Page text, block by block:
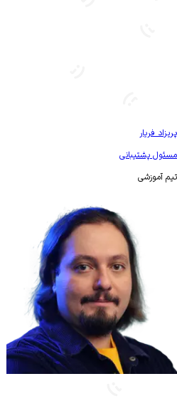
پریزاد فریار
مسئول پشتیبانی
تیم آموزشی